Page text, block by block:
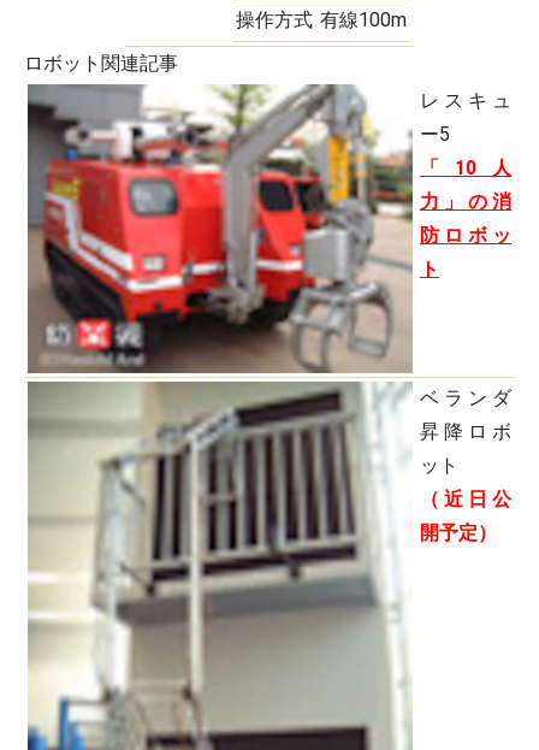
操作方式 有線100m
ロボット関連記事
レスキュ
ー5
「10人
力」の消
防ロボッ
ト
ベランダ
昇降ロボ
ット
（近日公
開予定）